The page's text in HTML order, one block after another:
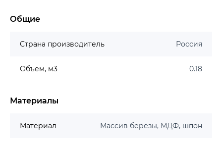
Общие
Страна производитель Россия
Объем, м3 0.18
Материалы
Материал Массив березы, МДФ, шпон